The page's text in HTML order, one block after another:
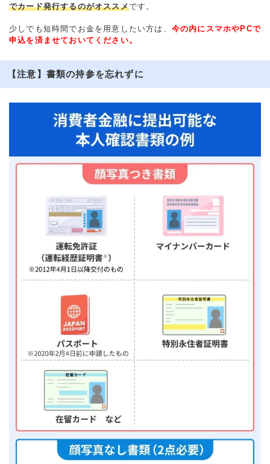
でカード発行するのがオススメです。
少しでも短時間でお金を用意したい方は、 今の内にスマホやPCで
申込を済ませておいてください。
【注意】書類の持参を忘れずに